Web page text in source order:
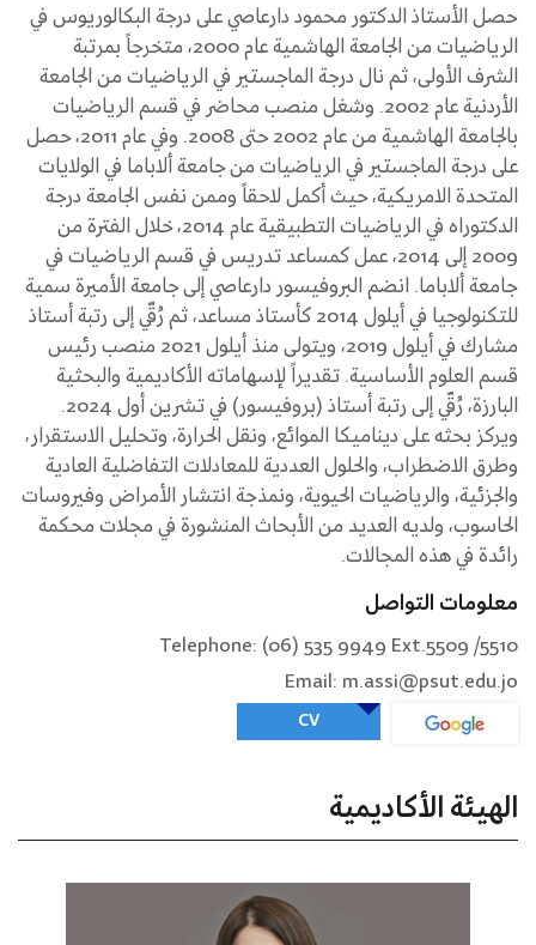
حصل الأستاذ الدكتور محمود دارعاصي على درجة البكالوريوس في
الرياضيات من الجامعة الهاشمية عام 2000، متخرجاً بمرتبة
الشرف الأولى، ثم نال درجة الماجستير في الرياضيات من الجامعة
الأردنية عام 2002. وشغل منصب محاضر في قسم الرياضيات
بالجامعة الهاشمية من عام 2002 حتى 2008. وفي عام 2011، حصل
على درجة الماجستير في الرياضيات من جامعة ألاباما في الولايات
المتحدة الامريكية، حيث أكمل لاحقاً وممن نفس الجامعة درجة
الدكتوراه في الرياضيات التطبيقية عام 2014، خلال الفترة من
2009 إلى 2014، عمل كمساعد تدريس في قسم الرياضيات في
جامعة ألاباما. انضم البروفيسور دارعاصي إلى جامعة الأميرة سمية
للتكنولوجيا في أيلول 2014 كأستاذ مساعد، ثم رُقّي إلى رتبة أستاذ
مشارك في أيلول 2019، ويتولى منذ أيلول 2021 منصب رئيس
قسم العلوم الأساسية. تقديراً لإسهاماته الأكاديمية والبحثية
البارزة، رُقّي إلى رتبة أستاذ (بروفيسور) في تشرين أول 2024.
ويركز بحثه على ديناميكا الموائع، ونقل الحرارة، وتحليل الاستقرار،
وطرق الاضطراب، والحلول العددية للمعادلات التفاضلية العادية
والجزئية، والرياضيات الحيوية، ونمذجة انتشار الأمراض وفيروسات
الحاسوب، ولديه العديد من الأبحاث المنشورة في مجلات محكمة
رائدة في هذه المجالات.
معلومات التواصل
Telephone: (06) 535 9949 Ext.5509 /5510
Email: m.assi@psut.edu.jo
CV
الهيئة الأكاديمية